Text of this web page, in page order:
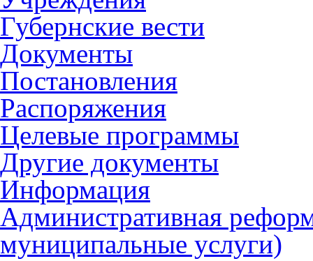
Губернские вести
Документы
Постановления
Распоряжения
Целевые программы
Другие документы
Информация
Административная
муниципальные услуги)